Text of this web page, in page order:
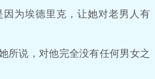
因为埃德里克，让她对老男人有
说，对他完全没有任何男女之